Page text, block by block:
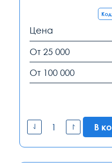
Цена
От 25 000
От 100 000
В